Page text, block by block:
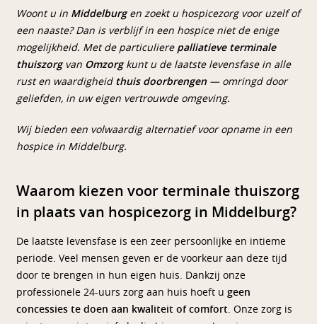
Woont u in Middelburgen zoekt u hospicezorg voor uzelf of
een naaste? Dan is verblijf in een hospice niet de enige
mogelijkheid. Met de particuliere palliatieve terminale
thuiszorgvan Omzorgkunt u de laatste levensfase in alle
rust en waardigheid thuis doorbrengen — omringd door
geliefden, in uw eigen vertrouwde omgeving.
Wij bieden een volwaardig alternatief voor opname in een
hospice in Middelburg.
Waarom kiezen voor terminale thuiszorg
in plaats van hospicezorg in Middelburg?
De laatste levensfase is een zeer persoonlijke en intieme
periode. Veel mensen geven er de voorkeur aan deze tijd
door te brengen in hun eigen huis. Dankzij onze
professionele 24-uurs zorg aan huis hoeft ugeen
concessies te doen aan kwaliteit of comfort. Onze zorg is